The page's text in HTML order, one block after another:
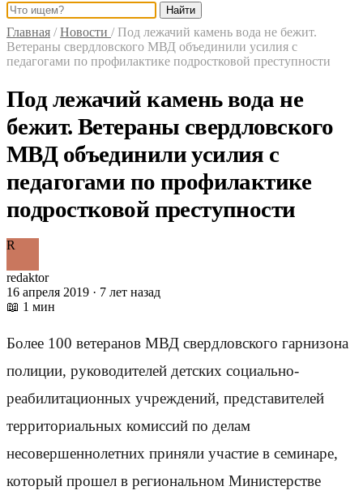
Найти
Главная / Новости / Под лежачий камень вода не бежит.
Ветераны свердловского МВД объединили усилия с
педагогами по профилактике подростковой преступности
Под лежачий камень вода не
бежит. Ветераны свердловского
МВД объединили усилия с
педагогами по профилактике
подростковой преступности
R
redaktor
16 апреля 2019 · 7 лет назад
📖 1 мин
Более 100 ветеранов МВД свердловского гарнизона
полиции, руководителей детских социально-
реабилитационных учреждений, представителей
территориальных комиссий по делам
несовершеннолетних приняли участие в семинаре,
который прошел в региональном Министерстве